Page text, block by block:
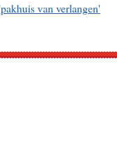
van verlangen'